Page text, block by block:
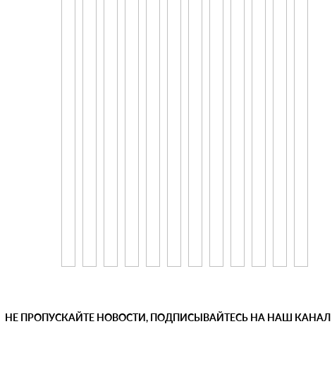
НЕ ПРОПУСКАЙТЕ НОВОСТИ, ПОДПИСЫВАЙТЕСЬ НА НАШ КАНАЛ